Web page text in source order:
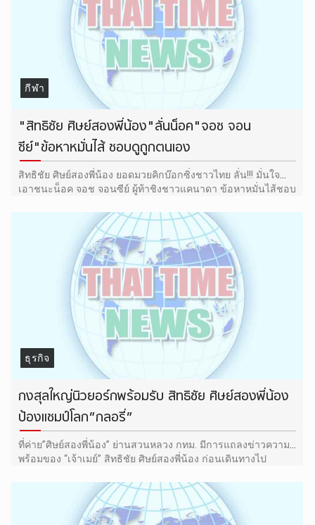
กีฬา
"สิทธิชัย ศิษย์สองพี่น้อง"ลั่นน็อค"จอช จอน
ซีย์"ข้อหาหมั่นไส้ ชอบดูถูกตนเอง
สิทธิชัย ศิษย์สองพี่น้อง ยอดมวยคิกบ๊อกซิ่งชาวไทย ลั่น!!! มั่นใจ
เอาชนะน็อค จอช จอนซีย์ ผู้ท้าชิงชาวแคนาดา ข้อหาหมั่นไส้ชอบ
พ.ย.61 มหานครนิวยอร์ก
ธุรกิจ
กงสุลใหญ่นิวยอร์กพร้อมรับ สิทธิชัย ศิษย์สองพี่น้อง
ป้องแชมป์โลก”กลอรี่”
ที่ค่าย”ศิษย์สองพี่น้อง” ย่านสวนหลวง กทม. มีการแถลงข่าวความ
พร้อมของ “เจ้าเมย์” สิทธิชัย ศิษย์สองพี่น้อง ก่อนเดินทางไป